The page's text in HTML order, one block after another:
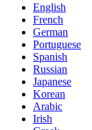
English
French
German
Portuguese
Spanish
Russian
Japanese
Korean
Arabic
Irish